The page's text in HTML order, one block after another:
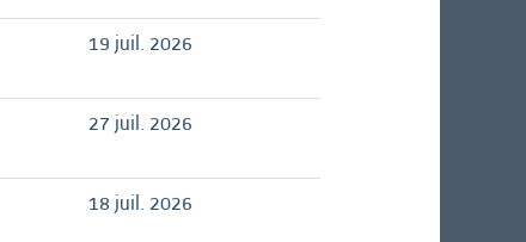
19 juil. 2026
27 juil. 2026
18 juil. 2026